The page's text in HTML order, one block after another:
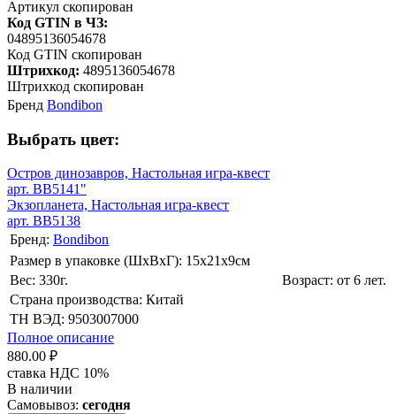
Артикул скопирован
Код GTIN в ЧЗ:
04895136054678
Код GTIN скопирован
Штрихкод: 4895136054678
Штрихкод скопирован
Бренд Bondibon
Выбрать цвет:
Остров динозавров, Настольная игра-квест
арт. BB5141"
Экзопланета, Настольная игра-квест
арт. BB5138
Бренд: Bondibon
Размер в упаковке (ШхВxГ): 15х21х9cм
Вес: 330г.
Возраст: от 6 лет.
Страна производства: Китай
ТН ВЭД: 9503007000
Полное описание
880.00 ₽
ставка НДС 10%
В наличии
Самовывоз: сегодня